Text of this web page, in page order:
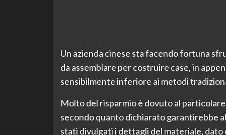
Un azienda cinese sta facendo fortuna
da assemblare per costruire case, in
sensibilmente inferiore ai metodi
Molto del risparmio è dovuto al
secondo quanto dichiarato garantirebbe
stati divulgati i dettagli del materiale, dato